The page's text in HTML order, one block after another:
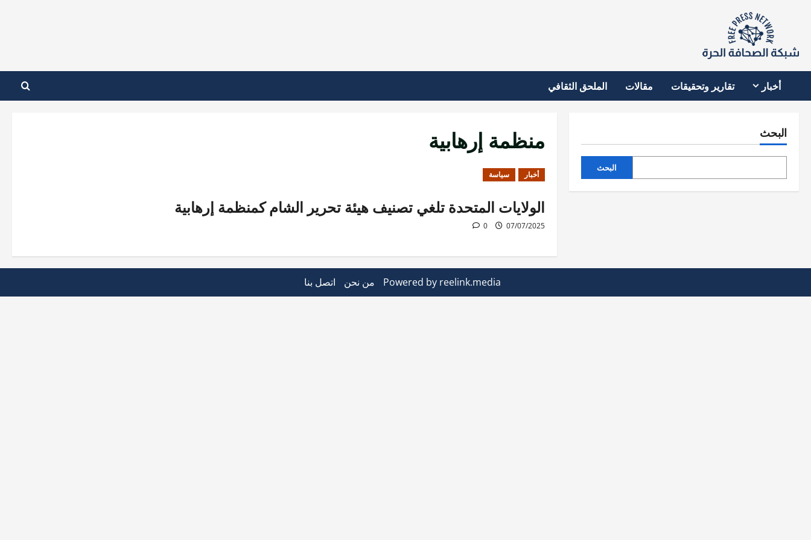
أخبار تقارير وتحقيقات مقالات الملحق الثقافي
منظمة إرهابية
أخبار سياسة
الولايات المتحدة تلغي تصنيف هيئة تحرير الشام كمنظمة إرهابية
07/07/2025
0
البحث
البحث
Powered by reelink.media من نحن اتصل بنا